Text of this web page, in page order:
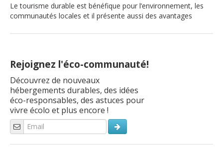
Rejoignez l'éco-communauté!
Découvrez de nouveaux
hébergements durables, des idées
éco-responsables, des astuces pour
vivre écolo et plus encore !
Le tourisme durable est bénéfique pour l’environnement, les
communautés locales et il présente aussi des avantages
primordiale pour notre planète et son avenir. L’ONU a même
de l’environnement est important de nos jours. Le […]